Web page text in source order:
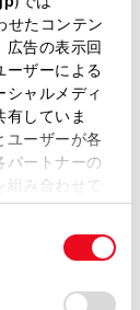
せたコンテン
広告の表示回
ーザーによる
ャルメディ
有していま
ユーザーが各
パートナーの
み合わせて
用を続行する
ることに同
わせ
わせ
）をご